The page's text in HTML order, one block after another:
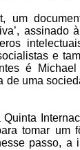
um
e
é
de uma
tomar um
passo,